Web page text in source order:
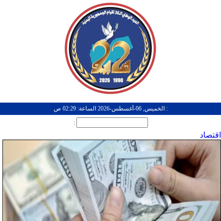
: الخميس, 06-أغسطس-2026 الساعة: 02:29 ص
:
اقتصاد